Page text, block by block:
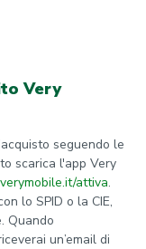
Very
seguendo le
scarica l'app Very
verymobile.it/attiva.
lo SPID o la CIE,
Quando
un’email di